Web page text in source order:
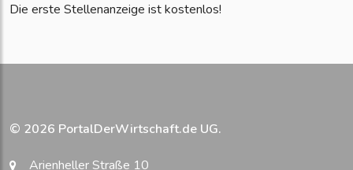
Die erste Stellenanzeige ist kostenlos!
© 2026 PortalDerWirtschaft.de UG.
Arienheller Straße 10